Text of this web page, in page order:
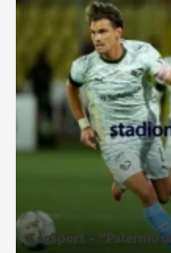
CorSport – “Palermo